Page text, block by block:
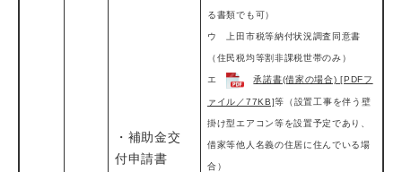
・補助金交
付申請書
る書類でも可）
ウ 上田市税等納付状況調査同意書
（住民税均等割非課税世帯のみ）
エ 承諾書(借家の場合) [PDFフ
ァイル／77KB]等（設置工事を伴う壁
掛け型エアコン等を設置予定であり、
借家等他人名義の住居に住んでいる場
合）